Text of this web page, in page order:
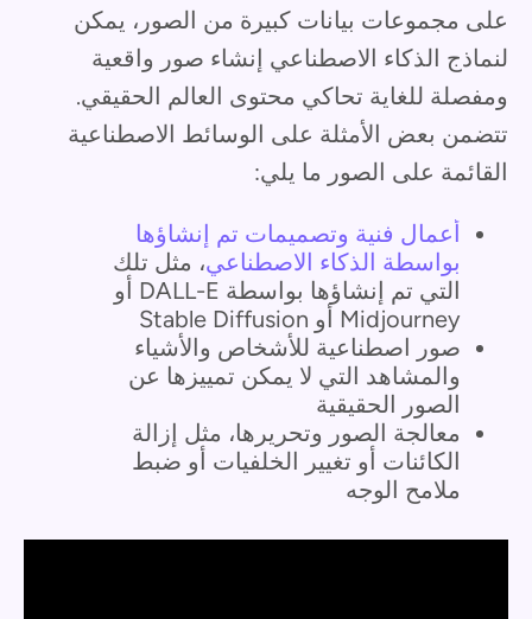
على مجموعات بيانات كبيرة من الصور، يمكن
لنماذج الذكاء الاصطناعي إنشاء صور واقعية
ومفصلة للغاية تحاكي محتوى العالم الحقيقي.
تتضمن بعض الأمثلة على الوسائط الاصطناعية
القائمة على الصور ما يلي:
أعمال فنية وتصميمات تم إنشاؤها
بواسطة الذكاء الاصطناعي، مثل تلك
التي تم إنشاؤها بواسطة DALL-E أو
Midjourney أو Stable Diffusion
صور اصطناعية للأشخاص والأشياء
والمشاهد التي لا يمكن تمييزها عن
الصور الحقيقية
معالجة الصور وتحريرها، مثل إزالة
الكائنات أو تغيير الخلفيات أو ضبط
ملامح الوجه